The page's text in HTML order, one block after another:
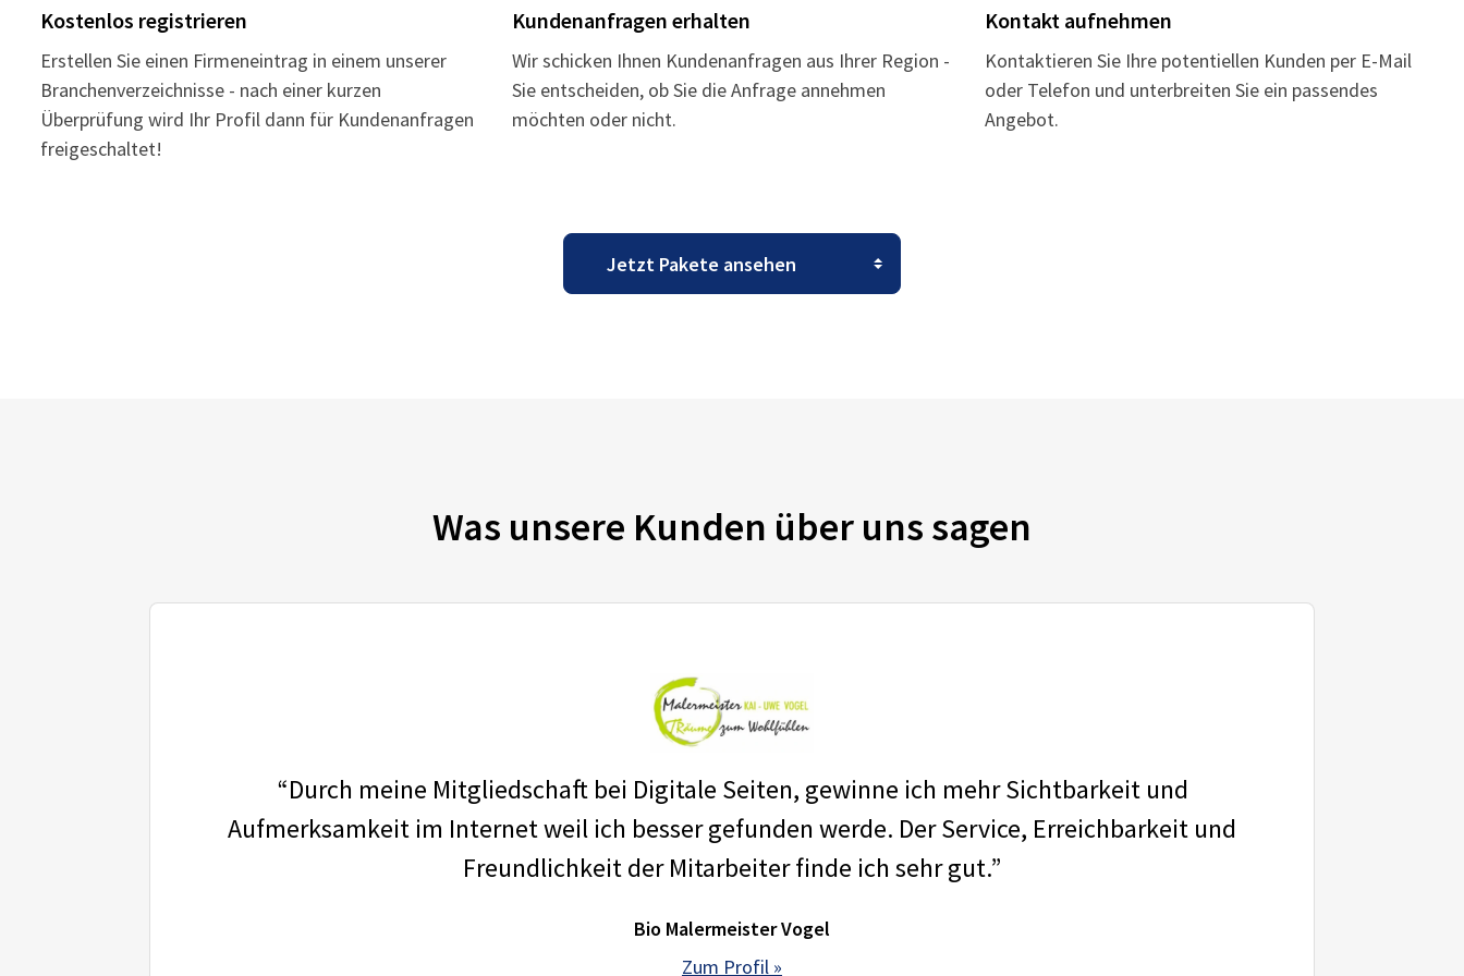
Kostenlos registrieren
Erstellen Sie einen Firmeneintrag in einem unserer
Branchenverzeichnisse - nach einer kurzen
Überprüfung wird Ihr Profil dann für Kundenanfragen
freigeschaltet!
Kundenanfragen erhalten
Wir schicken Ihnen Kundenanfragen aus Ihrer Region -
Sie entscheiden, ob Sie die Anfrage annehmen
möchten oder nicht.
Kontakt aufnehmen
Kontaktieren Sie Ihre potentiellen Kunden per E-Mail
oder Telefon und unterbreiten Sie ein passendes
Angebot.
Was unsere Kunden über uns sagen
“Durch meine Mitgliedschaft bei Digitale Seiten, gewinne ich mehr Sichtbarkeit und
Aufmerksamkeit im Internet weil ich besser gefunden werde. Der Service, Erreichbarkeit und
Freundlichkeit der Mitarbeiter finde ich sehr gut.”
Bio Malermeister Vogel
Zum Profil »